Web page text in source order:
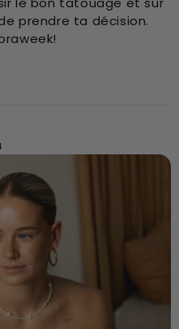
prendre ta décision.